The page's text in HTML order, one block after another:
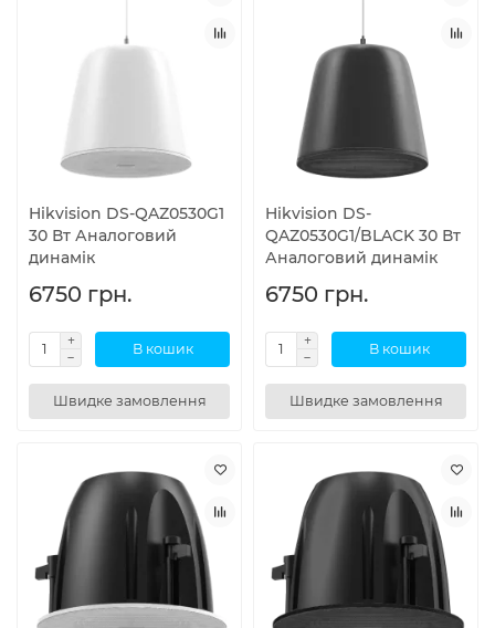
Hikvision DS-QAZ0530G1
30 Вт Аналоговий
динамік
6750 грн.
В кошик
Швидке замовлення
Hikvision DS-
QAZ0530G1/BLACK 30 Вт
Аналоговий динамік
6750 грн.
В кошик
Швидке замовлення